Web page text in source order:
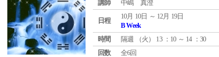
講師 中嶋 真澄
日程
10月 10日 ～ 12月 19日
B Week
時間
隔週 （火 ） 13 ：10 ～ 14 ：30
回数
全6回